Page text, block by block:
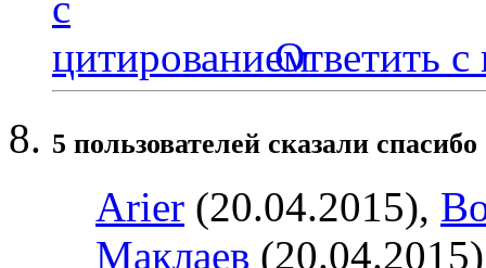
Ответить с
5 пользователей сказали
Arier (20.04.2015),
Маклаев